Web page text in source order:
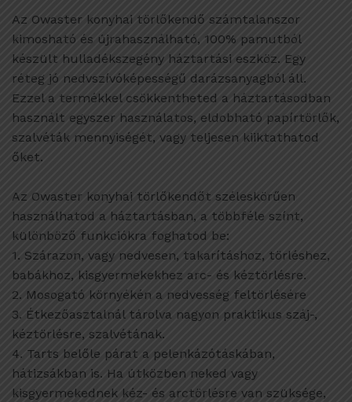
Az Owaster konyhai törlőkendő számtalanszor
kimosható és újrahasználható, 100% pamutból
készült hulladékszegény háztartási eszköz. Egy
réteg jó nedvszívóképességű darázsanyagból áll.
Ezzel a termékkel csökkentheted a háztartásodban
használt egyszer használatos, eldobható papírtörlők,
szalvéták mennyiségét, vagy teljesen kiiktathatod
őket.
Az Owaster konyhai törlőkendőt széleskörűen
használhatod a háztartásban, a többféle színt,
különböző funkciókra foghatod be:
1. Szárazon, vagy nedvesen, takarításhoz, törléshez,
babákhoz, kisgyermekekhez arc- és kéztörlésre.
2. Mosogató környékén a nedvesség feltörlésére
3. Étkezőasztalnál tárolva nagyon praktikus száj-,
kéztörlésre, szalvétának.
4. Tarts belőle párat a pelenkázótáskában,
hátizsákban is. Ha útközben neked vagy
kisgyermekednek kéz- és arctörlésre van szüksége,